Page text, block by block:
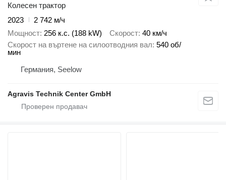
Колесен трактор
2023
2 742 м/ч
Мощност 256 к.с. (188 kW) Скорост 40 км/ч
Скорост на въртене на силоотводния вал 540 об/
мин
Германия, Seelow
Agravis Technik Center GmbH